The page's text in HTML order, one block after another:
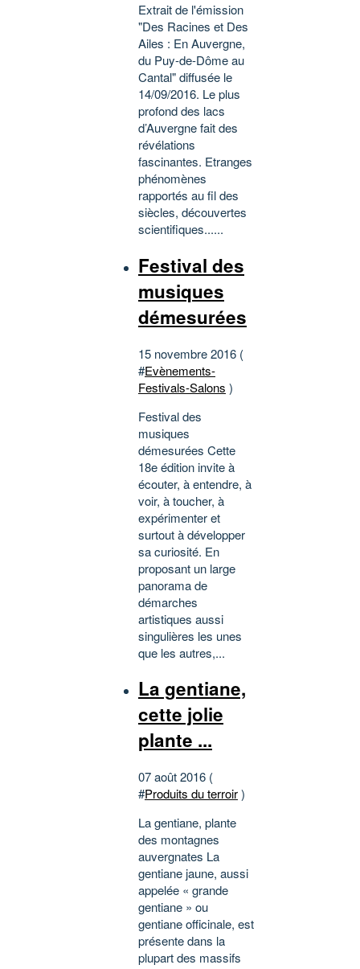
Extrait de l'émission
"Des Racines et Des
Ailes : En Auvergne,
du Puy-de-Dôme au
Cantal" diffusée le
14/09/2016. Le plus
profond des lacs
d’Auvergne fait des
révélations
fascinantes. Etranges
phénomènes
rapportés au fil des
siècles, découvertes
scientifiques......
Festival des
musiques
démesurées
15 novembre 2016 (
#Evènements-
Festivals-Salons )
Festival des
musiques
démesurées Cette
18e édition invite à
écouter, à entendre, à
voir, à toucher, à
expérimenter et
surtout à développer
sa curiosité. En
proposant un large
panorama de
démarches
artistiques aussi
singulières les unes
que les autres,...
La gentiane,
cette jolie
plante ...
07 août 2016 (
#Produits du terroir)
La gentiane, plante
des montagnes
auvergnates La
gentiane jaune, aussi
appelée « grande
gentiane » ou
gentiane officinale, est
présente dans la
plupart des massifs